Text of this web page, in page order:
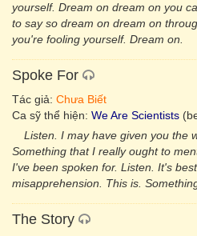
yourself. Dream on dream on you
to say so dream on dream on
you're fooling yourself. Dream on.
Spoke For
Tác giả: Chưa Biết
Ca sỹ thể hiện: We Are Scientists
Listen. I may have given you the
Something that I really ought to
I've been spoken for. Listen. It's
misapprehension. This is.
The Story